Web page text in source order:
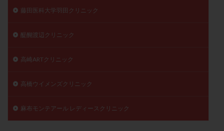
藤田医科大学羽田クリニック
醍醐渡辺クリニック
高崎ARTクリニック
高橋ウイメンズクリニック
麻布モンテアール レディースクリニック